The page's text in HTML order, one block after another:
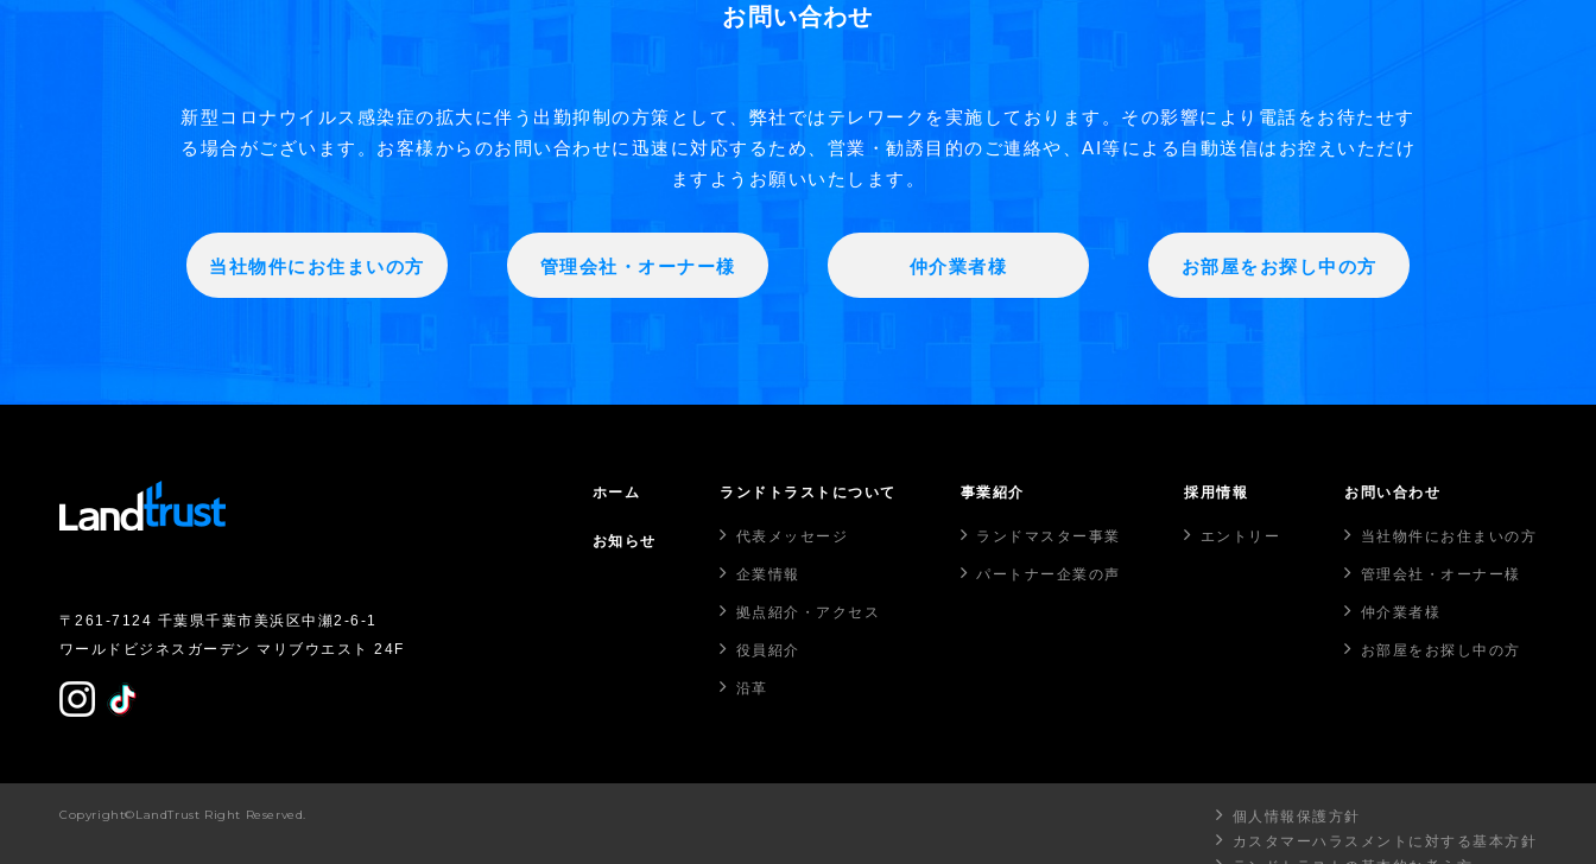
お問い合わせ
新型コロナウイルス感染症の拡大に伴う出勤抑制の方策として、弊社ではテレワークを実施しております。その影響により電話をお待たせす
る場合がございます。お客様からのお問い合わせに迅速に対応するため、営業・勧誘目的のご連絡や、AI等による自動送信はお控えいただけ
ますようお願いいたします。
当社物件にお住まいの方 管理会社・オーナー様 仲介業者様 お部屋をお探し中の方
〒261-7124 千葉県千葉市美浜区中瀬2-6-1
ワールドビジネスガーデン マリブウエスト 24F
ホーム
お知らせ
ランドトラストについて
代表メッセージ
企業情報
拠点紹介・アクセス
役員紹介
沿革
事業紹介
ランドマスター事業
パートナー企業の声
採用情報
エントリー
お問い合わせ
当社物件にお住まいの方
管理会社・オーナー様
仲介業者様
お部屋をお探し中の方
Copyright©LandTrust Right Reserved.
個人情報保護方針
カスタマーハラスメントに対する基本方針